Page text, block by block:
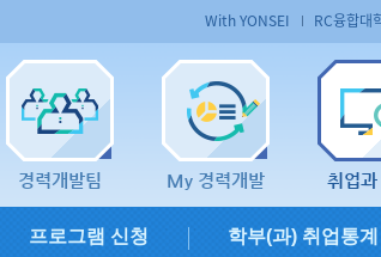
RC융합대
With YONSEI
취업과
My 경력개발
경력개발팀
프로그램 신청 학부(과) 취업통계